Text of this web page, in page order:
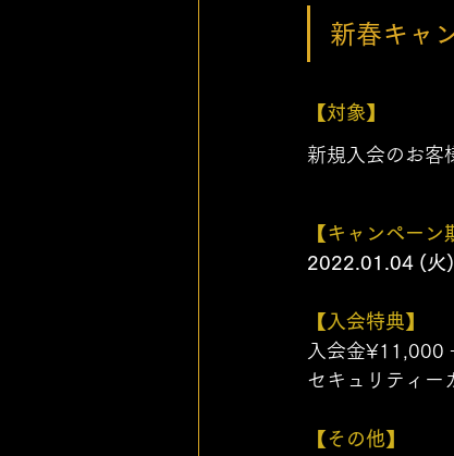
新春キャ
【対象】
新規入会のお客
【キャンペーン
2022.01.04 (火
【入会特典】
入会金¥11,000
セキュリティ
【その他】